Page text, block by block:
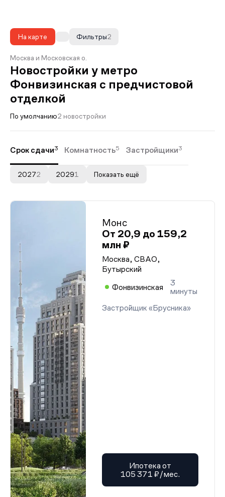
На карте 2
Фильтры
Москва и Московская о.
Новостройки у метро
Фонвизинская с предчистовой
отделкой
По умолчанию2 новостройки
Срок сдачи3 Комнатность5 Застройщики3
20272 20291 Показать ещё
Монс
От 20,9 до 159,2
млн ₽
Москва, СВАО,
Бутырский
Фонвизинская
3
минуты
Застройщик «Брусника»
Ипотека от
105 371 ₽/мес.